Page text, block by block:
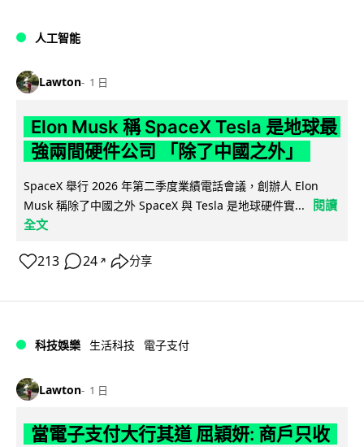
人工智能
Lawton 1 日
Elon Musk 稱 SpaceX Tesla 是地球最
強兩間硬件公司 「除了中國之外」
SpaceX 舉行 2026 年第二季度業績電話會議，創辦人 Elon
Musk 稱除了中國之外 SpaceX 與 Tesla 是地球硬件實...
閱讀
全文
213 24 ↗ 分享
科技娛樂 生活科技 電子支付
Lawton 1 日
當電子支付大行其道 屈穎妍: 商戶只收